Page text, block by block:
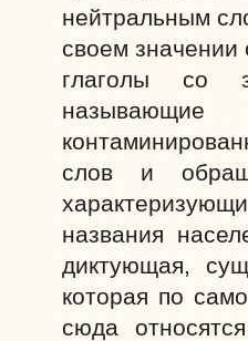
нейтральным
своем
глаголы со
слов и
названия
диктующая,
которая по
сюда